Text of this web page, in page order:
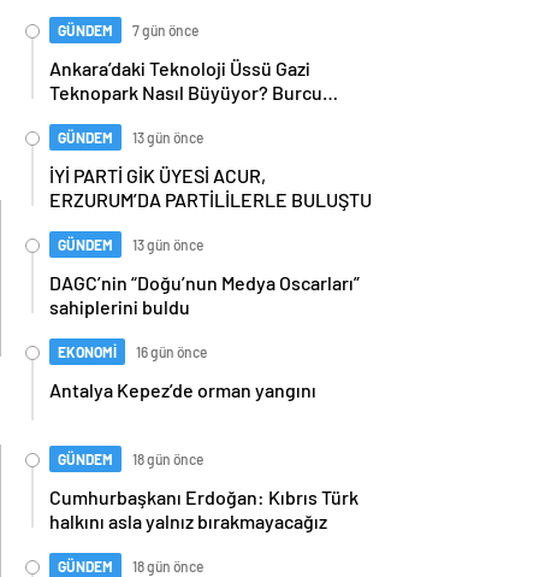
GÜNDEM 7 gün önce
Ankara’daki Teknoloji Üssü Gazi
Teknopark Nasıl Büyüyor? Burcu
GÜNDEM 13 gün önce
İYİ PARTİ GİK ÜYESİ ACUR,
ERZURUM’DA PARTİLİLERLE BULUŞTU
GÜNDEM 13 gün önce
DAGC’nin “Doğu’nun Medya Oscarları”
sahiplerini buldu
EKONOMİ 16 gün önce
Antalya Kepez’de orman yangını
GÜNDEM 18 gün önce
Cumhurbaşkanı Erdoğan: Kıbrıs Türk
halkını asla yalnız bırakmayacağız
GÜNDEM 18 gün önce